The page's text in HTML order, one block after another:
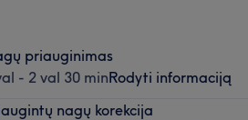
priauginimas
- 2 val 30 minRodyti informaciją
nagų korekcija